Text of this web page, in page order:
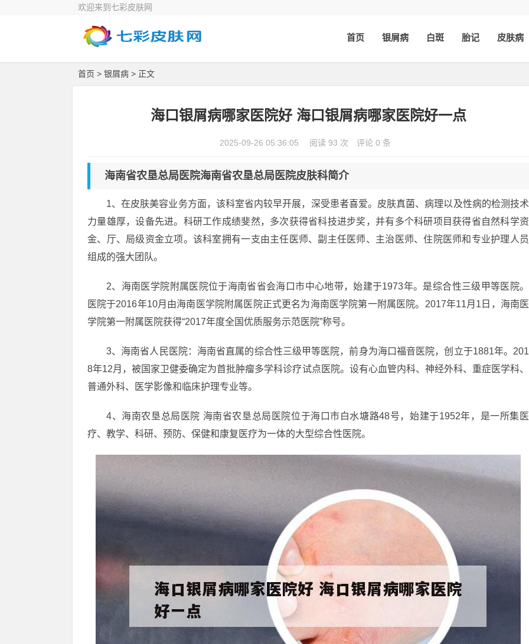
欢迎来到七彩皮肤网
首页 银屑病 白斑 胎记 皮肤病
首页 > 银屑病 > 正文
海口银屑病哪家医院好 海口银屑病哪家医院好一点
2025-09-26 05:36:05 阅读 93 次 评论 0 条
海南省农垦总局医院海南省农垦总局医院皮肤科简介
1、在皮肤美容业务方面，该科室省内较早开展，深受患者喜爱。皮肤真菌、病理以及性病的检测技术
力量雄厚，设备先进。科研工作成绩斐然，多次获得省科技进步奖，并有多个科研项目获得省自然科学资
金、厅、局级资金立项。该科室拥有一支由主任医师、副主任医师、主治医师、住院医师和专业护理人员
组成的强大团队。
2、海南医学院附属医院位于海南省省会海口市中心地带，始建于1973年。是综合性三级甲等医院。
医院于2016年10月由海南医学院附属医院正式更名为海南医学院第一附属医院。2017年11月1日，海南医
学院第一附属医院获得“2017年度全国优质服务示范医院”称号。
3、海南省人民医院：海南省直属的综合性三级甲等医院，前身为海口福音医院，创立于1881年。201
8年12月，被国家卫健委确定为首批肿瘤多学科诊疗试点医院。设有心血管内科、神经外科、重症医学科、
普通外科、医学影像和临床护理专业等。
4、海南农垦总局医院 海南省农垦总局医院位于海口市白水塘路48号，始建于1952年，是一所集医
疗、教学、科研、预防、保健和康复医疗为一体的大型综合性医院。